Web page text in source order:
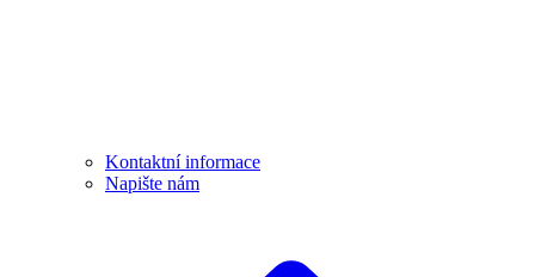
Kontaktní informace
Napište nám